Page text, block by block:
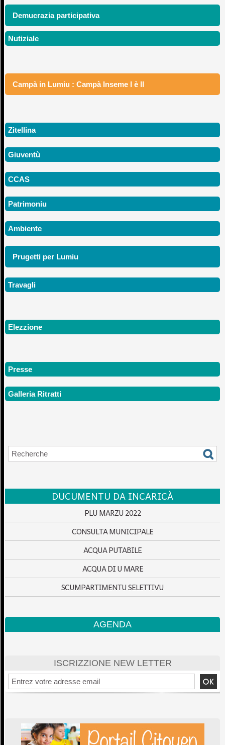
Demucrazia participativa
Nutiziale
Campà in Lumiu : Campà Inseme I è II
Zitellina
Giuventù
CCAS
Patrimoniu
Ambiente
Prugetti per Lumiu
Travagli
Elezzione
Presse
Galleria Ritratti
DUCUMENTU DA INCARICÀ
PLU MARZU 2022
CONSULTA MUNICIPALE
ACQUA PUTABILE
ACQUA DI U MARE
SCUMPARTIMENTU SELETTIVU
AGENDA
ISCRIZZIONE NEW LETTER